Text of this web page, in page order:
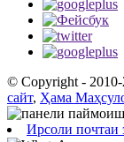
© Copyright -
сайт, Ҳама
Ирсоли почтаи